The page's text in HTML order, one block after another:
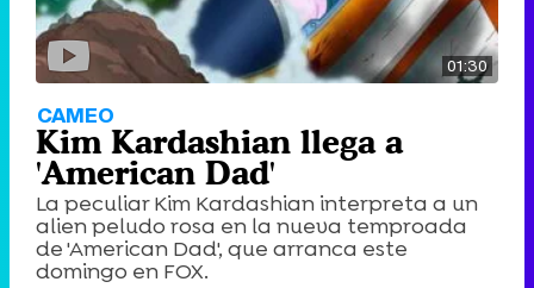
01:30
CAMEO
Kim Kardashian llega a
'American Dad'
La peculiar Kim Kardashian interpreta a un
alien peludo rosa en la nueva temproada
de 'American Dad', que arranca este
domingo en FOX.